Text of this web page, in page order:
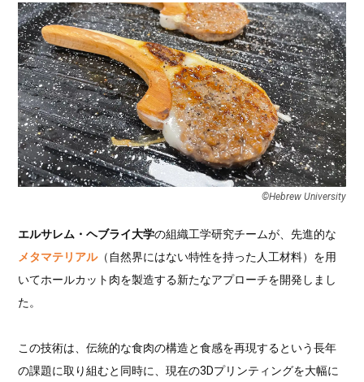
©︎Hebrew University
エルサレム・ヘブライ大学の組織工学研究チームが、先進的な
メタマテリアル（自然界にはない特性を持った人工材料）を用
いてホールカット肉を製造する新たなアプローチを開発しまし
た。
この技術は、伝統的な食肉の構造と食感を再現するという長年
の課題に取り組むと同時に、現在の3Dプリンティングを大幅に